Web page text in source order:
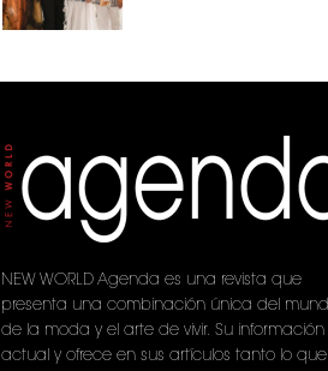
NEW WORLD Agenda es una revista que
presenta una combinación única del
de la moda y el arte de vivir. Su información
actual y ofrece en sus artículos tanto lo que